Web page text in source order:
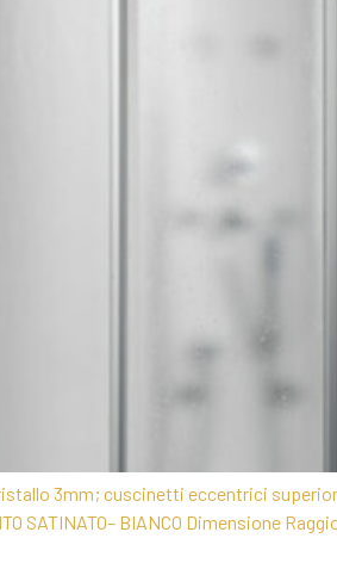
3mm; cuscinetti eccentrici
SATINATO– BIANCO Dimensione